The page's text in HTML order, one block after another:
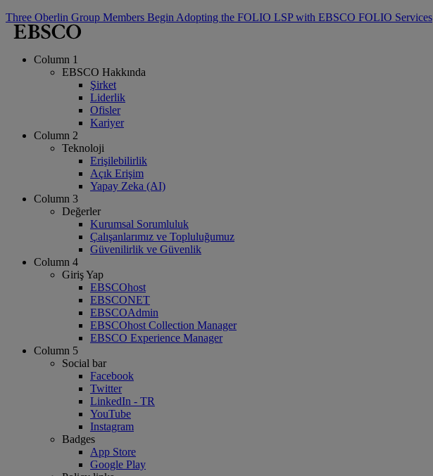
Three Oberlin Group Members Begin Adopting the FOLIO LSP with EBSCO FOLIO Services
Column 1
EBSCO Hakkında
Şirket
Liderlik
Ofisler
Kariyer
Column 2
Teknoloji
Erişilebilirlik
Açık Erişim
Yapay Zeka (AI)
Column 3
Değerler
Kurumsal Sorumluluk
Çalışanlarımız ve Topluluğumuz
Güvenilirlik ve Güvenlik
Column 4
Giriş Yap
EBSCOhost
EBSCONET
EBSCOAdmin
EBSCOhost Collection Manager
EBSCO Experience Manager
Column 5
Social bar
Facebook
Twitter
LinkedIn - TR
YouTube
Instagram
Badges
App Store
Google Play